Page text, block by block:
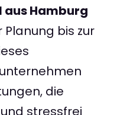
Hamburg
bis zur
die